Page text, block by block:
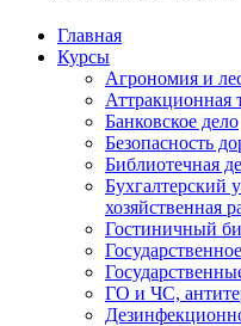
Главная
Курсы
Агрономия и
Аттракционная
Банковское дело
Безопасность
Библиотечная
Бухгалтерский
хозяйственная
Гостиничный
ГО и ЧС,